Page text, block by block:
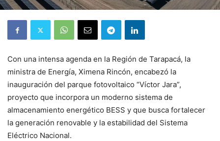
Con una intensa agenda en la Región de Tarapacá, la
ministra de Energía, Ximena Rincón, encabezó la
inauguración del parque fotovoltaico “Víctor Jara”,
proyecto que incorpora un moderno sistema de
almacenamiento energético BESS y que busca fortalecer
la generación renovable y la estabilidad del Sistema
Eléctrico Nacional.